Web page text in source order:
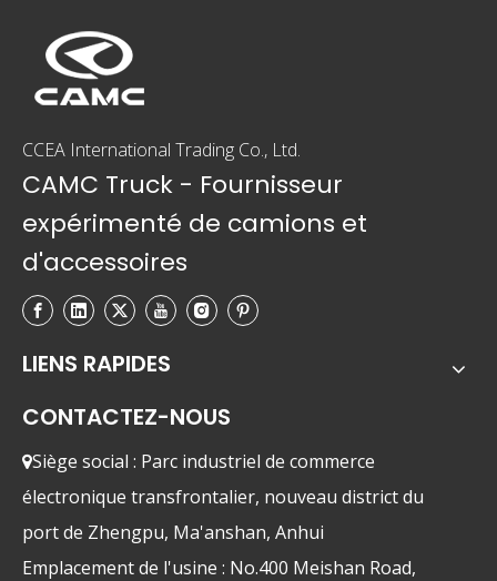
CCEA International Trading Co., Ltd.
CAMC Truck - Fournisseur
expérimenté de camions et
d'accessoires
LIENS RAPIDES
CONTACTEZ-NOUS
Siège social : Parc industriel de commerce
électronique transfrontalier, nouveau district du
port de Zhengpu, Ma'anshan, Anhui
Emplacement de l'usine : No.400 Meishan Road,